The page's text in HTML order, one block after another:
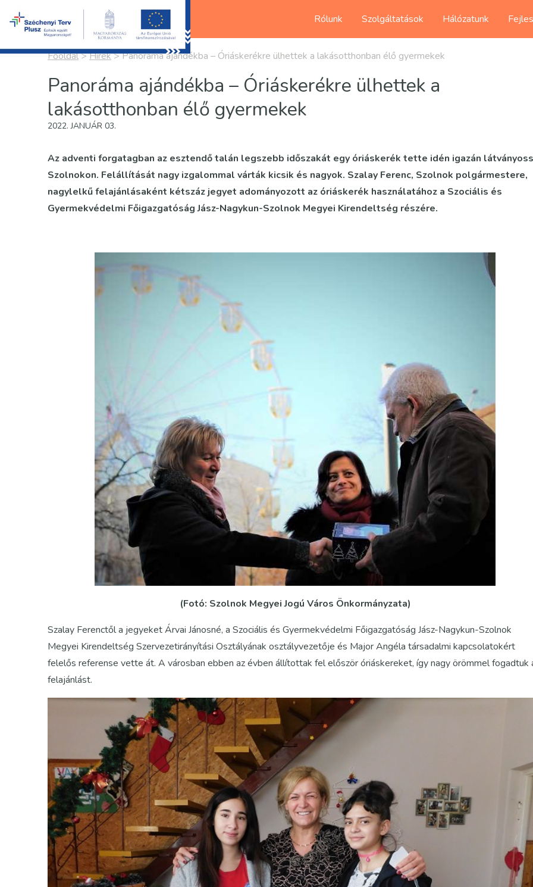
Rólunk Szolgáltatások Hálózatunk
Főoldal>Hírek>Panoráma ajándékba – Óriáskerékre ülhettek a lakásotthonban élő gyermekek
Panoráma ajándékba – Óriáskerékre ülhettek a
lakásotthonban élő gyermekek
2022. JANUÁR 03.
Az adventi forgatagban az esztendő talán legszebb időszakát egy óriáskerék tette idén igazán
Szolnokon. Felállítását nagy izgalommal várták kicsik és nagyok. Szalay Ferenc, Szolnok polgármestere,
nagylelkű felajánlásaként kétszáz jegyet adományozott az óriáskerék használatához a Szociális és
Gyermekvédelmi Főigazgatóság Jász-Nagykun-Szolnok Megyei Kirendeltség részére.
(Fotó: Szolnok Megyei Jogú Város Önkormányzata)
Szalay Ferenctől a jegyeket Árvai Jánosné, a Szociális és Gyermekvédelmi Főigazgatóság Jász-Nagykun-Szolnok
Megyei Kirendeltség Szervezetirányítási Osztályának osztályvezetője és Major Angéla társadalmi kapcsolatokért
felelős referense vette át. A városban ebben az évben állítottak fel először óriáskereket, így nagy örömmel fogadtuk
felajánlást.